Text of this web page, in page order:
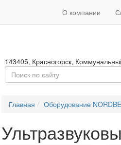
О компании
Пн - Пт с 09:00 до 18:00
143405, Красногорск,
Главная Оборудование